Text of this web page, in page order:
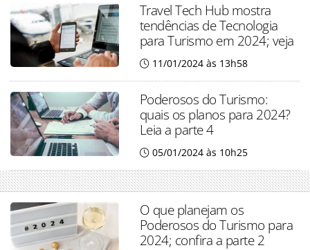
Travel Tech Hub mostra
tendências de Tecnologia
para Turismo em 2024; veja
11/01/2024 às 13h58
Poderosos do Turismo:
quais os planos para 2024?
Leia a parte 4
05/01/2024 às 10h25
O que planejam os
Poderosos do Turismo para
2024; confira a parte 2